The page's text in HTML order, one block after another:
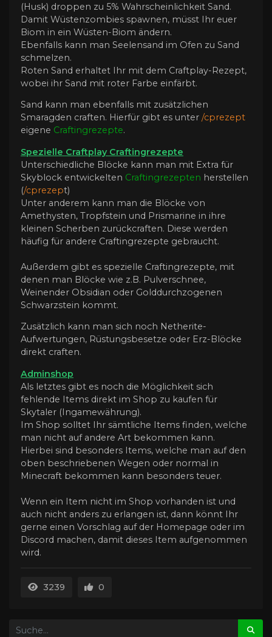
(Husk) droppen zu 5% Wahrscheinlichkeit Sand.
Damit Wüstenzombies spawnen, müsst Ihr euer
Biom in ein Wüsten-Biom ändern.
Ebenfalls kann man Seelensand im Ofen zu Sand
schmelzen.
Roten Sand erhaltet Ihr mit dem Craftplay-Rezept,
wobei ihr Sand mit roter Farbe einfärbt.
Sand kann man ebenfalls mit zusätzlichen
Smaragden craften. Hierfür gibt es unter /cprezept
eigene Craftingrezepte.
Spezielle Craftplay Craftingrezepte
Unterschiedliche Blöcke kann man mit Extra für
Skyblock entwickelten Craftingrezepten herstellen
(/cprezept)
Unter anderem kann man die Blöcke von
Amethysten, Tropfstein und Prismarine in ihre
kleinen Scherben zurückcraften. Diese werden
häufig für andere Craftingrezepte gebraucht.
Außerdem gibt es spezielle Craftingrezepte, mit
denen man Blöcke wie z.B. Pulverschnee,
Weinender Obsidian oder Golddurchzogenen
Schwarzstein kommt.
Zusätzlich kann man sich noch Netherite-
Aufwertungen, Rüstungsbesetze oder Erz-Blöcke
direkt craften.
Adminshop
Als letztes gibt es noch die Möglichkeit sich
fehlende Items direkt im Shop zu kaufen für
Skytaler (Ingamewährung).
Im Shop solltet Ihr sämtliche Items finden, welche
man nicht auf andere Art bekommen kann.
Hierbei sind besonders Items, welche man auf den
oben beschriebenen Wegen oder normal in
Minecraft bekommen kann besonders teuer.
Wenn ein Item nicht im Shop vorhanden ist und
auch nicht anders zu erlangen ist, dann könnt Ihr
gerne einen Vorschlag auf der Homepage oder im
Discord machen, damit dieses Item aufgenommen
wird.
3239 0